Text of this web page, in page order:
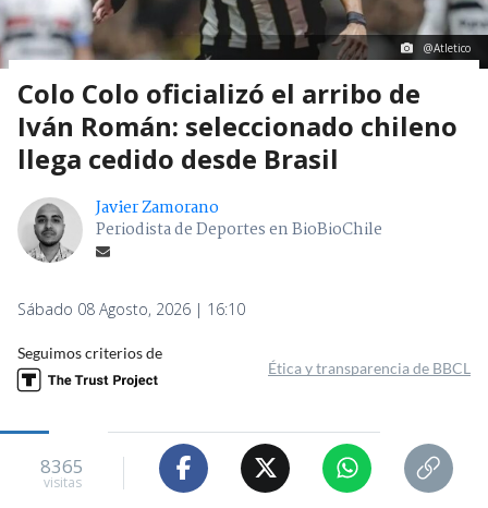
@Atletico
Colo Colo oficializó el arribo de
Iván Román: seleccionado chileno
llega cedido desde Brasil
Javier Zamorano
Periodista de Deportes en BioBioChile
Sábado 08 Agosto, 2026 | 16:10
Seguimos criterios de
Ética y transparencia de BBCL
8365
visitas